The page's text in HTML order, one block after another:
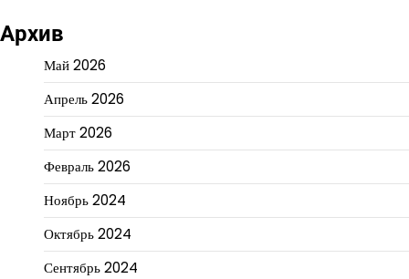
Архив
Май 2026
Апрель 2026
Март 2026
Февраль 2026
Ноябрь 2024
Октябрь 2024
Сентябрь 2024